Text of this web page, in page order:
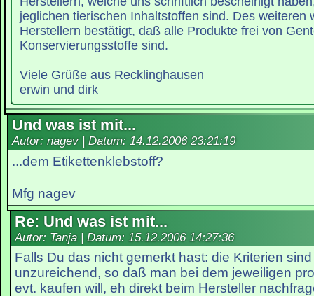
jeglichen tierischen Inhaltstoffen sind. Des weiteren
Herstellern bestätigt, daß alle Produkte frei von
Konservierungsstoffe sind.
Viele Grüße aus Recklinghausen
erwin und dirk
Und was ist mit...
Autor: nagev | Datum: 14.12.2006 23:21:19
...dem Etikettenklebstoff?
Mfg nagev
Re: Und was ist mit...
Autor: Tanja | Datum: 15.12.2006 14:27:36
Falls Du das nicht gemerkt hast: die Kriterien
unzureichend, so daß man bei dem jeweiligen
evt. kaufen will, eh direkt beim Hersteller